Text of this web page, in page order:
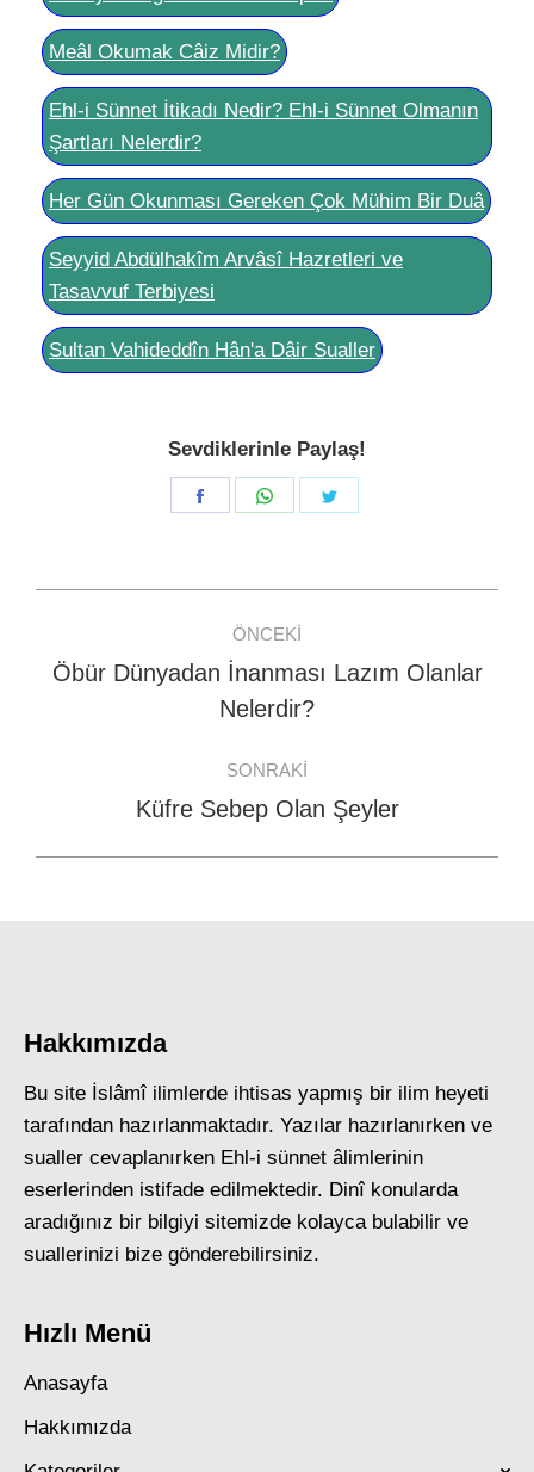
Meâl Okumak Câiz Midir?
Ehl-i Sünnet İtikadı Nedir? Ehl-i Sünnet Olmanın
Şartları Nelerdir?
Her Gün Okunması Gereken Çok Mühim Bir Duâ
Seyyid Abdülhakîm Arvâsî Hazretleri ve
Tasavvuf Terbiyesi
Sultan Vahideddîn Hân'a Dâir Sualler
Sevdiklerinle Paylaş!
Share
Share
navigation
ÖNCEKI
Previous
post:
Öbür Dünyadan İnanması Lazım Olanlar
Nelerdir?
SONRAKI
Next
Küfre Sebep Olan Şeyler
Hakkımızda
Bu site İslâmî ilimlerde ihtisas yapmış bir ilim heyeti
tarafından hazırlanmaktadır. Yazılar hazırlanırken ve
sualler cevaplanırken Ehl-i sünnet âlimlerinin
eserlerinden istifade edilmektedir. Dinî konularda
aradığınız bir bilgiyi sitemizde kolayca bulabilir ve
suallerinizi bize gönderebilirsiniz.
Hızlı Menü
Anasayfa
Hakkımızda